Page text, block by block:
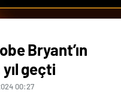
Bryant’ın
geçti
00:27